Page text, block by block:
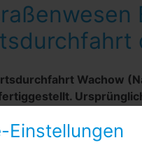
Einstellungen
Wachow